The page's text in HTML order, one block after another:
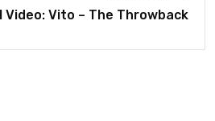
Video: Vito – The Throwback